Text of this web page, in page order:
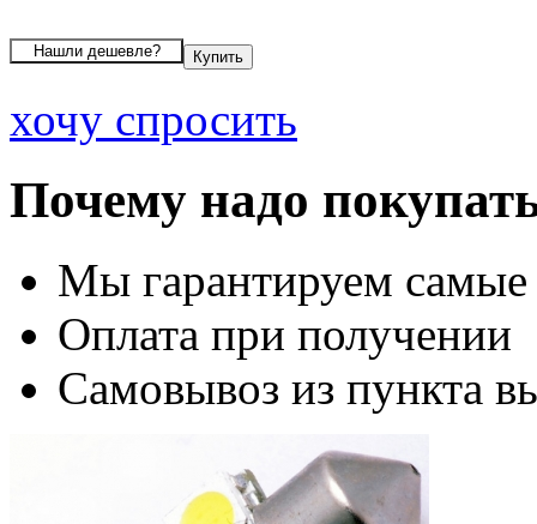
хочу спросить
Почему надо
Мы гарантируем
Оплата при получении
Самовывоз из пункта